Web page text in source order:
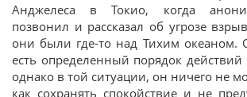
Анджелеса в Токио, когда
позвонил и рассказал об угрозе
они были где-то над Тихим океаном.
есть определенный порядок действий
однако в той ситуации, он ничего не
как сохранять спокойствие и не